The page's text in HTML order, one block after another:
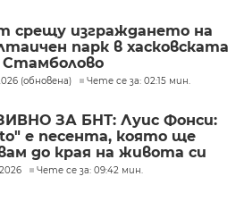
срещу изграждането на
парк в хасковската
(обновена) Чете се за: 02:15 мин.
ЗА БНТ: Луис Фонси:
е песента, която ще
до края на живота си
Чете се за: 09:42 мин.